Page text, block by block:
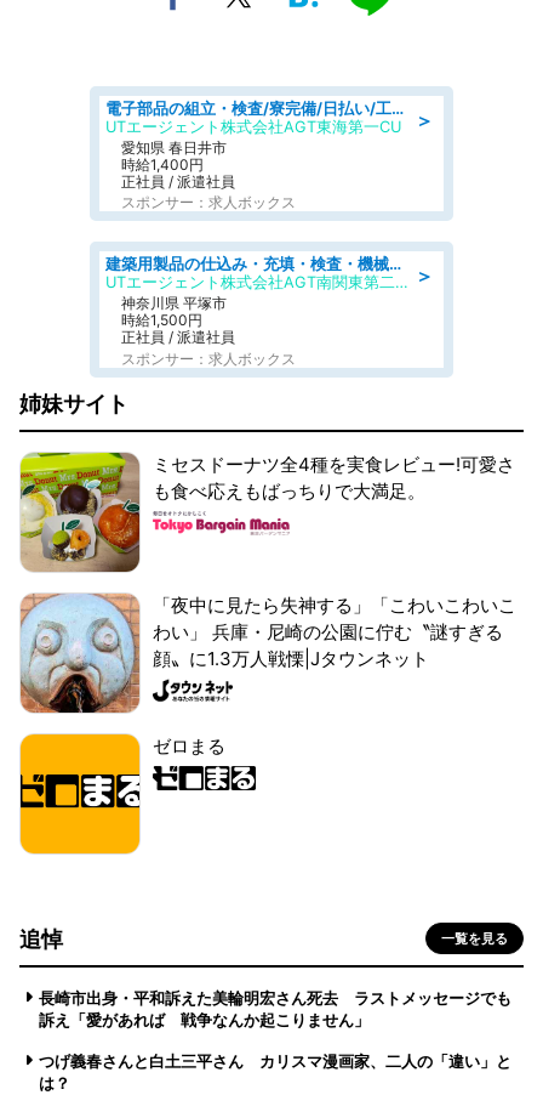
＞
電子部品の組立・検査/寮完備/日払い/工場・製造
UTエージェント株式会社AGT東海第一CU
愛知県 春日井市
時給1,400円
正社員 / 派遣社員
スポンサー：求人ボックス
＞
建築用製品の仕込み・充填・検査・機械操作/寮完備/日払い/工場・製造
UTエージェント株式会社AGT南関東第二CU
神奈川県 平塚市
時給1,500円
正社員 / 派遣社員
スポンサー：求人ボックス
姉妹サイト
ミセスドーナツ全4種を実食レビュー!可愛さ
も食べ応えもばっちりで大満足。
「夜中に見たら失神する」「こわいこわいこ
わい」 兵庫・尼崎の公園に佇む〝謎すぎる
顔〟に1.3万人戦慄|Jタウンネット
ゼロまる
追悼 一覧を見る
長崎市出身・平和訴えた美輪明宏さん死去 ラストメッセージでも
訴え「愛があれば 戦争なんか起こりません」
つげ義春さんと白土三平さん カリスマ漫画家、二人の「違い」と
は？